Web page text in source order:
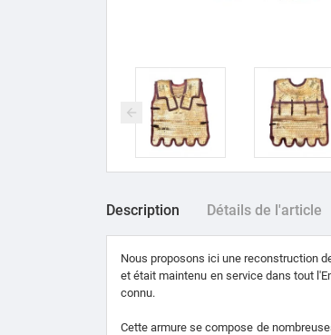
Description Détails de l'article
Nous proposons ici une reconstruction
et était maintenu en service dans tout
connu.
Cette armure se compose de